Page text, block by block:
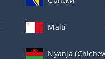
Malti
Nyanja